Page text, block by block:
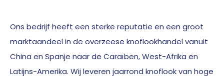
Ons bedrijf heeft een sterke reputatie en een groot
marktaandeel in de overzeese knoflookhandel vanuit
China en Spanje naar de Caraïben, West-Afrika en
Latijns-Amerika. Wij leveren jaarrond knoflook van hoge